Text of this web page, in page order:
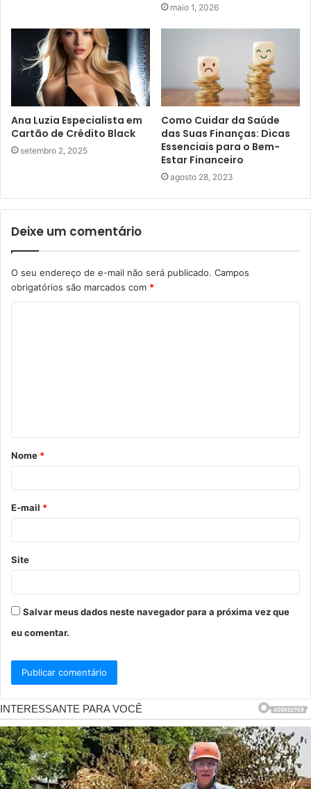
maio 1, 2026
Ana Luzia Especialista em
Cartão de Crédito Black
setembro 2, 2025
Como Cuidar da Saúde
das Suas Finanças: Dicas
Essenciais para o Bem-
Estar Financeiro
agosto 28, 2023
Deixe um comentário
O seu endereço de e-mail não será publicado. Campos
obrigatórios são marcados com *
á
r
*
Nome *
E-mail *
Site
Salvar meus dados neste navegador para a próxima vez que
eu comentar.